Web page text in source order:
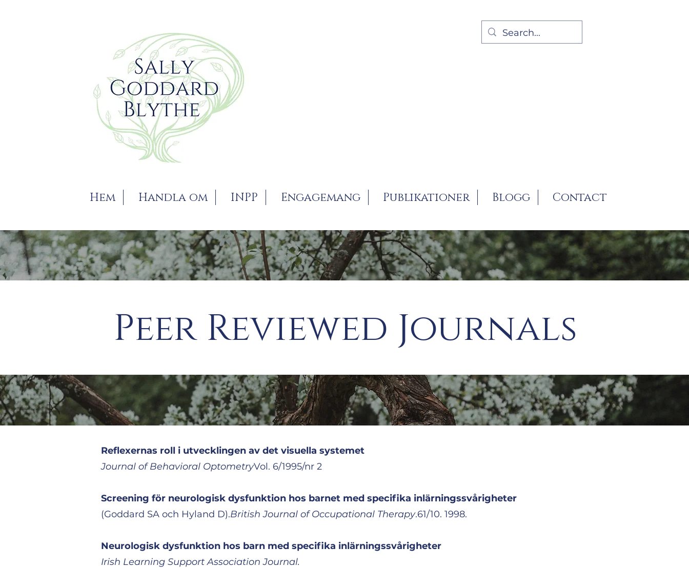
Hem Handla om INPP Engagemang Publikationer Blogg Contact
Peer Reviewed Journals
Reflexernas roll i utvecklingen av det visuella systemet
Journal of Behavioral OptometryVol. 6/1995/nr 2
Screening för neurologisk dysfunktion hos barnet med specifika inlärningssvårigheter
(Goddard SA och Hyland D).British Journal of Occupational Therapy.61/10. 1998.
Neurologisk dysfunktion hos barn med specifika inlärningssvårigheter
Irish Learning Support Association Journal.